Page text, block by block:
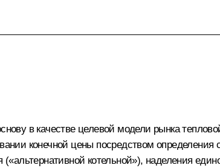
в качестве целевой модели рынка
конечной цены посредством
(«альтернативной котельной»), наделения